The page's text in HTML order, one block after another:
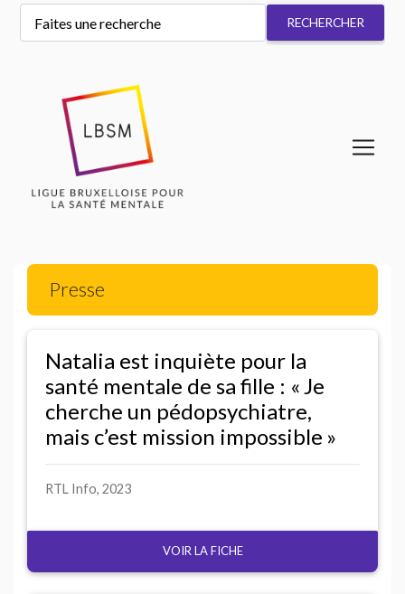
Presse
Natalia est inquiète pour la
santé mentale de sa fille : «Je
cherche un pédopsychiatre,
mais c’est mission impossible »
RTL Info, 2023
VOIR LA FICHE